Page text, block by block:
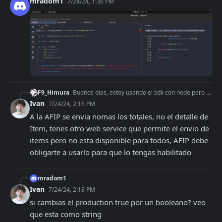
F9_Himura Buenos dias, estoy usando el sdk con node pero no veo como generar un comprobante con items, hasta ahora genere una factura con el metodo ElectronicBilling.crea
Ivan 7/24/24, 2:16 PM
A la AFIP se envia nomas los totales, no el detalle de
Item, tenes otro web service que permite el envio de
items pero no esta disponible para todos, AFIP debe
obligarte a usarlo para que lo tengas habilitado
mradom1
Ivan 7/24/24, 2:18 PM
si cambias el production true por un booleano? veo
que esta como string